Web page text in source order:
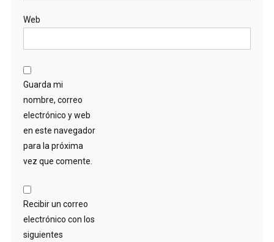
Web
Guarda mi
nombre, correo
electrónico y web
en este navegador
para la próxima
vez que comente.
Recibir un correo
electrónico con los
siguientes